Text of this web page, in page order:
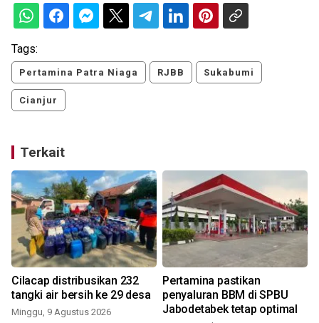
Tags:
Pertamina Patra Niaga RJBB Sukabumi
Cianjur
Terkait
Cilacap distribusikan 232
tangki air bersih ke 29 desa
Minggu, 9 Agustus 2026
Pertamina pastikan
penyaluran BBM di SPBU
Jabodetabek tetap optimal